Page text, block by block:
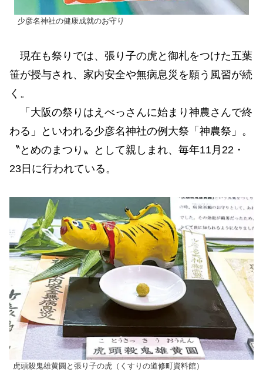
少彦名神社の健康成就のお守り
現在も祭りでは、張り子の虎と御札をつけた五葉
笹が授与され、家内安全や無病息災を願う風習が続
く。
「大阪の祭りはえべっさんに始まり神農さんで終
わる」といわれる少彦名神社の例大祭「神農祭」。
〝とめのまつり〟として親しまれ、毎年11月22・
23日に行われている。
虎頭殺鬼雄黄圓と張り子の虎（くすりの道修町資料館）